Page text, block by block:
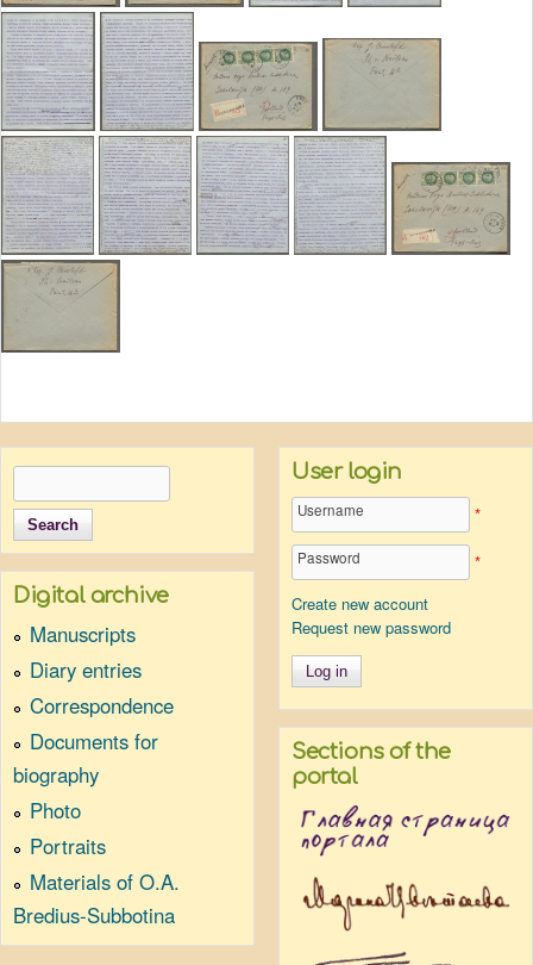
Search form
Digital archive
Manuscripts
Diary entries
Correspondence
Documents for
biography
Photo
Portraits
Materials of O.A.
Bredius-Subbotina
User login
Username *
Password
*
Create new account
Request new password
Sections of the
portal